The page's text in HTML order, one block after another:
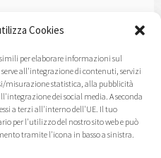
Cookies
per elaborare informazioni sul
all'integrazione di contenuti, servizi
misurazione statistica, alla pubblicità
dei social media. A seconda
a terzi all'interno dell'UE. Il tuo
per l'utilizzo del nostro sito web e può
tramite l'icona in basso a sinistra.